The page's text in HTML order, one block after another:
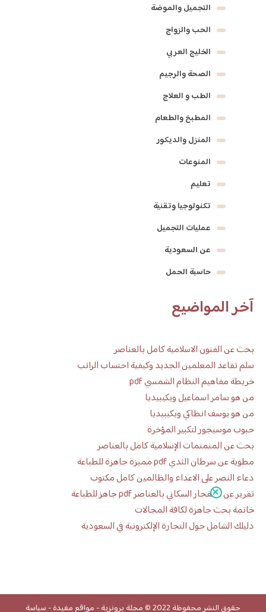
التجميل والموضة
الحب والزواج
الخليج العربي
الصحة والرجيم
الطب و العلاج
المطبخ والطعام
المنزل والديكور
المنوعات
تعليم
تكنولوجيا وتقنية
عمليات التجميل
عن السعودية
حاسبة الحمل
آخر المواضيع
بحث عن الفنون الاسلامية كامل بالعناصر
سلم تقاعد المعلمين الجديد وكيفية احتساب الراتب
خريطة مفاهيم النظام الشمسي pdf
من هو سامر اسماعيل ويكيبيديا
من هو يوسف انطاكي ويكيبيديا
حبوب موسيجور لتكبير المؤخرة
بحث عن المنمنمات الإسلامية كامل بالعناصر
مطوية عن سرطان الثدي pdf مميزة جاهزة للطباعة
دعاء النصر على الاعداء والظالمين كامل مكتوب
تقرير عن الانفجار السكاني بالعناصر pdf جاهز للطباعة
خاتمة بحث جاهزة لكافة المجالات
دليلك الشامل حول التجارة الإلكترونية في السعودية
حقوق النشر محفوظة 2022 © مجلة برونزية-مواقع مفيدة-سياسة